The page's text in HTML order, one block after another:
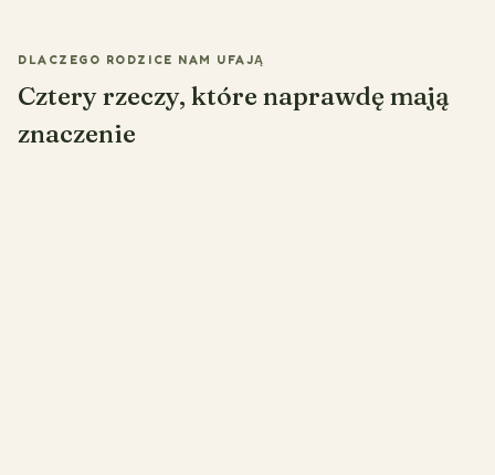
DLACZEGO RODZICE NAM UFAJĄ
Cztery rzeczy, które naprawdę mają
znaczenie